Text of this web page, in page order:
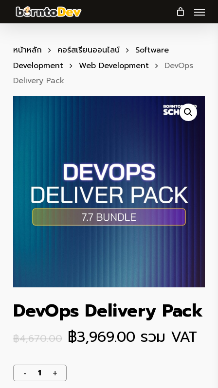
to
content
Menu
หน้าหลัก คอร์สเรียนออนไลน์
Software
Development
Web Development
DevOps
Delivery Pack
DevOps Delivery Pack
฿4,670.00 Original
price
฿3,969.00Current
รวม VAT